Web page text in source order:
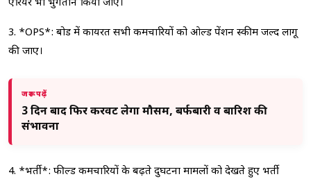
एरियर भी भुगतान किया जाए।
3. *OPS*: बोर्ड में कार्यरत सभी कर्मचारियों को ओल्ड पेंशन स्कीम जल्द लागू
की जाए।
जरूर पढ़ें
3 दिन बाद फिर करवट लेगा मौसम, बर्फबारी व बारिश की
संभावना
4. *भर्ती*: फील्ड कर्मचारियों के बढ़ते दुर्घटना मामलों को देखते हुए भर्ती